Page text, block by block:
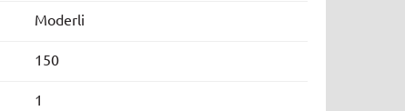
Moderli
150
1